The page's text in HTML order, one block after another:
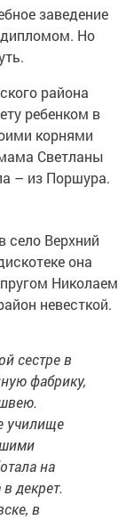
заведение
Но
района
ребенком в
корнями
Светланы
– из Поршура.
село Верхний
она
Николаем
невесткой.
сестре в
фабрику,
училище
на
декрет.
в